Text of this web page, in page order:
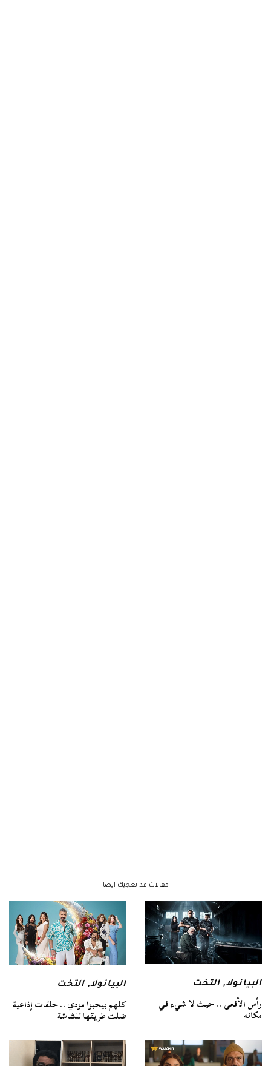
مقالات قد تعجبك ايضا
البيانولا,التخت
رأس الأفعى .. حيث لا شيء في
مكانه
البيانولا,التخت
كلهم بيحبوا مودي .. حلقات إذاعية
ضلت طريقها للشاشة